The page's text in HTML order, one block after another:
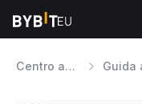
Centro assistenza